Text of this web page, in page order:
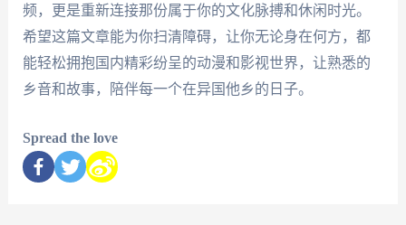
频，更是重新连接那份属于你的文化脉搏和休闲时光。
希望这篇文章能为你扫清障碍，让你无论身在何方，都
能轻松拥抱国内精彩纷呈的动漫和影视世界，让熟悉的
乡音和故事，陪伴每一个在异国他乡的日子。
Spread the love